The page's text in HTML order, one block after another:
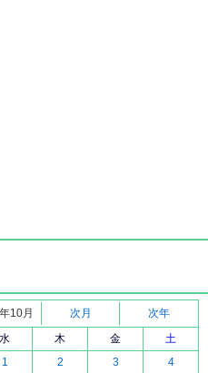
10月 次月
次年
水 木 金
土
1 2 3 4